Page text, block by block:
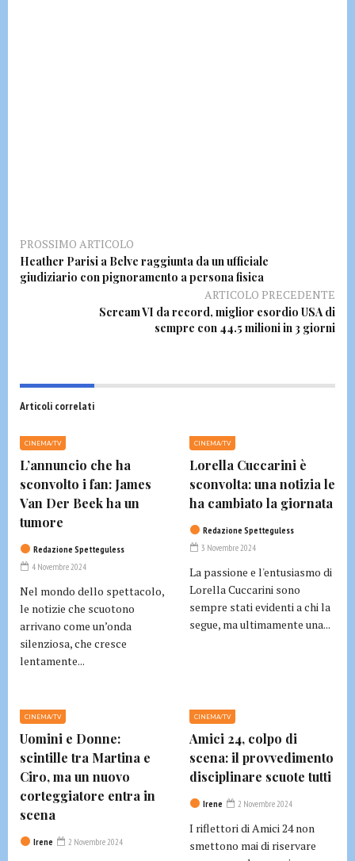
PROSSIMO ARTICOLO
Heather Parisi a Belve raggiunta da un ufficiale
giudiziario con pignoramento a persona fisica
ARTICOLO PRECEDENTE
Scream VI da record, miglior esordio USA di
sempre con 44.5 milioni in 3 giorni
Articoli correlati
CINEMA/TV
L’annuncio che ha
sconvolto i fan: James
Van Der Beek ha un
tumore
Redazione Spetteguless
4 Novembre 2024
Nel mondo dello spettacolo,
le notizie che scuotono
arrivano come un’onda
silenziosa, che cresce
lentamente...
CINEMA/TV
Lorella Cuccarini è
sconvolta: una notizia le
ha cambiato la giornata
Redazione Spetteguless
3 Novembre 2024
La passione e l'entusiasmo di
Lorella Cuccarini sono
sempre stati evidenti a chi la
segue, ma ultimamente una...
CINEMA/TV
Uomini e Donne:
scintille tra Martina e
Ciro, ma un nuovo
corteggiatore entra in
scena
Irene 2 Novembre 2024
CINEMA/TV
Amici 24, colpo di
scena: il provvedimento
disciplinare scuote tutti
Irene 2 Novembre 2024
I riflettori di Amici 24 non
smettono mai di riservare